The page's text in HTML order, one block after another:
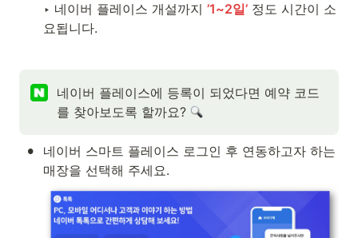
‣ 네이버 플레이스 개설까지 ’1~2일’ 정도 시간이 소
요됩니다.
네이버 플레이스에 등록이 되었다면 예약 코드
를 찾아보도록 할까요?
•
네이버 스마트 플레이스 로그인 후 연동하고자 하는
매장을 선택해 주세요.